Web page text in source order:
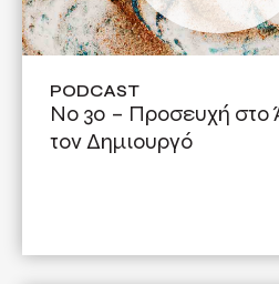
PODCAST
Νο 30 – Προσευχή στο
τον Δημιουργό